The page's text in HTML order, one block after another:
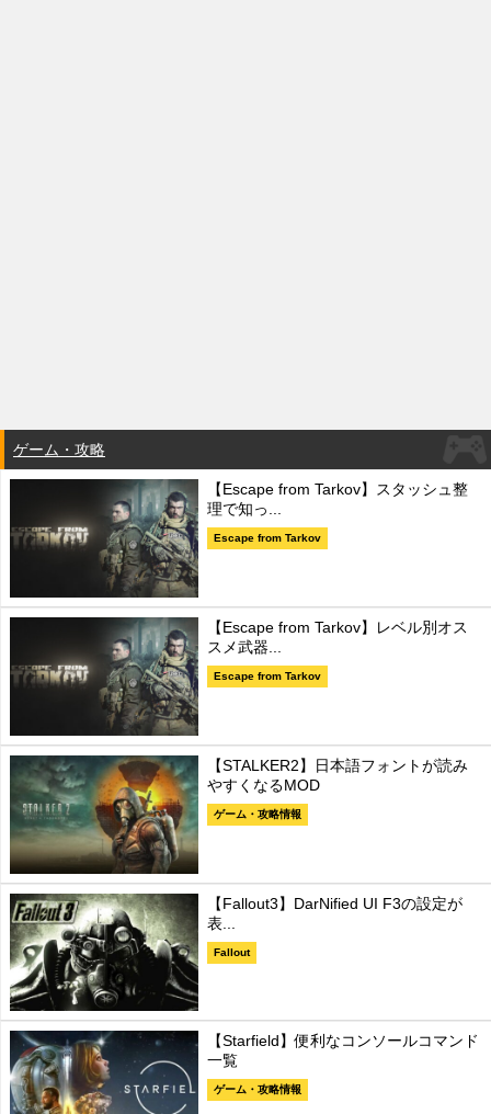
ゲーム・攻略
【Escape from Tarkov】スタッシュ整
理で知っ...
Escape from Tarkov
【Escape from Tarkov】レベル別オス
スメ武器...
Escape from Tarkov
【STALKER2】日本語フォントが読み
やすくなるMOD
ゲーム・攻略情報
【Fallout3】DarNified UI F3の設定が
表...
Fallout
【Starfield】便利なコンソールコマンド
一覧
ゲーム・攻略情報